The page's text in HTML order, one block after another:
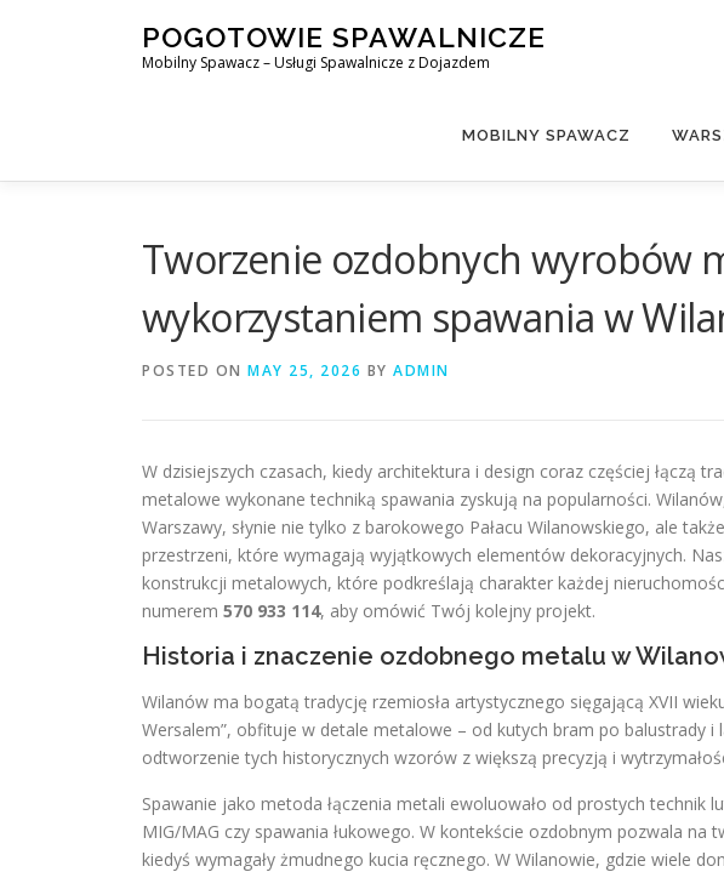
POGOTOWIE SPAWALNICZE
Mobilny Spawacz – Usługi Spawalnicze z Dojazdem
MOBILNY SPAWACZ
Tworzenie ozdobnych wyrobów
wykorzystaniem spawania w
POSTED ON MAY 25, 2026 BY ADMIN
W dzisiejszych czasach, kiedy architektura i design coraz częściej łączą
metalowe wykonane techniką spawania zyskują na popularności.
Warszawy, słynie nie tylko z barokowego Pałacu Wilanowskiego, ale
przestrzeni, które wymagają wyjątkowych elementów dekoracyjnych.
konstrukcji metalowych, które podkreślają charakter każdej
numerem 570 933 114, aby omówić Twój kolejny projekt.
Historia i znaczenie ozdobnego metalu w
Wilanów ma bogatą tradycję rzemiosła artystycznego sięgającą XVII
Wersalem”, obfituje w detale metalowe – od kutych bram po balustrady i
odtworzenie tych historycznych wzorów z większą precyzją i
Spawanie jako metoda łączenia metali ewoluowało od prostych technik
MIG/MAG czy spawania łukowego. W kontekście ozdobnym pozwala
kiedyś wymagały żmudnego kucia ręcznego. W Wilanowie, gdzie wiele